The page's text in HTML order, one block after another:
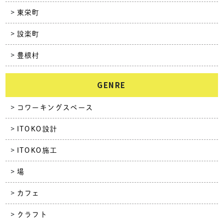
東栄町
設楽町
豊根村
GENRE
コワーキングスペース
ITOKO設計
ITOKO施工
場
カフェ
クラフト